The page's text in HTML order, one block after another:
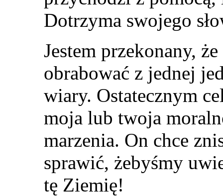
Dotrzyma swojego
Jestem przekonany,
obrabować z jednej
wiary. Ostatecznym
moja lub twoja
marzenia. On chce
sprawić, żebyśmy
tę Ziemię!